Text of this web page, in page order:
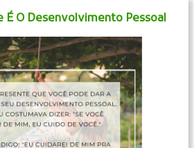
É O Desenvolvimento Pessoal